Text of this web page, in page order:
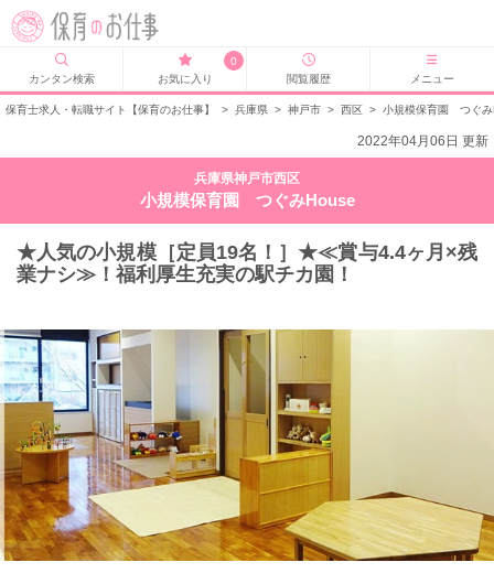
カンタン検索
0
お気に入り
閲覧履歴 メニュー
保育士求人・転職サイト【保育のお仕事】 > 兵庫県 > 神戸市 > 西区 > 小規模保育園 つぐみ
2022年04月06日 更新
兵庫県神戸市西区
小規模保育園 つぐみHouse
★人気の小規模［定員19名！］★≪賞与4.4ヶ月×残
業ナシ≫！福利厚生充実の駅チカ園！